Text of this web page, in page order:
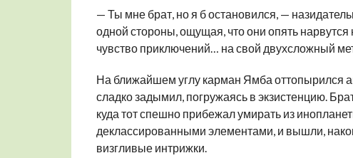
— Ты мне брат, но я б остановился, —
одной стороны, ощущая, что они опять
чувство приключений… на свой двухсложный
На ближайшем углу карман Ямба оттопырился
сладко задымил, погружаясь в экзистенцию.
куда тот спешно прибежал умирать из
деклассированными элементами, и вышли,
визгливые интрижки.